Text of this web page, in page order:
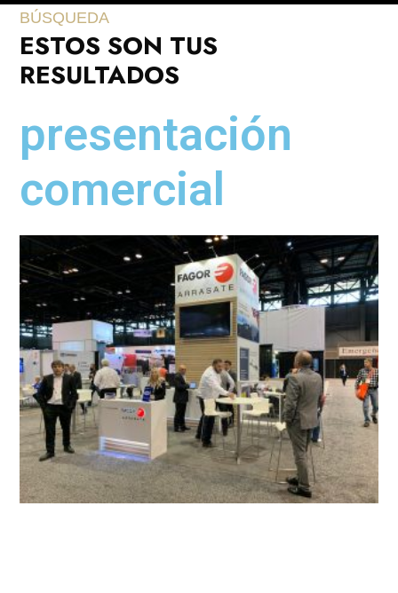
BÚSQUEDA
ESTOS SON TUS
RESULTADOS
presentación
comercial